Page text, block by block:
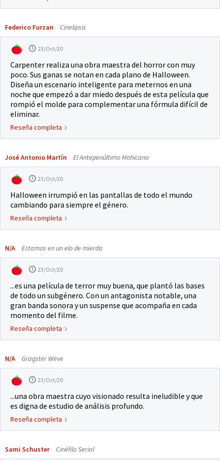
Federico Furzan Cinelipsis
23/Oct/20
Carpenter realiza una obra maestra del horror con muy
poco. Sus ganas se notan en cada plano de Halloween.
Diseña un escenario inteligente para meternos en una
noche que empezó a dar miedo después de esta película que
rompió el molde para complementar una fórmula difícil de
eliminar.
Reseña completa
José Antonio Martín El Antepenúltimo Mohicano
23/Oct/20
Halloween irrumpió en las pantallas de todo el mundo
cambiando para siempre el género.
Reseña completa
N/A Estamos en un elo de mierda
23/Oct/20
...es una película de terror muy buena, que plantó las bases
de todo un subgénero. Con un antagonista notable, una
gran banda sonora y un suspense que acompaña en cada
momento del filme.
Reseña completa
N/A Gragster Weve
23/Oct/20
...una obra maestra cuyo visionado resulta ineludible y que
es digna de estudio de análisis profundo.
Reseña completa
Sami Schuster Cinéfilo Serial